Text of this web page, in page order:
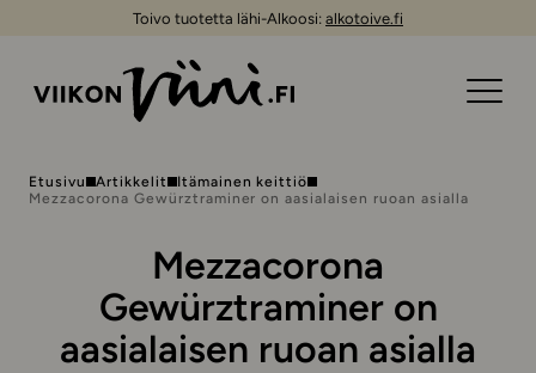
Toivo tuotetta lähi-Alkoosi: alkotoive.fi
Etusivu Artikkelit
Itämainen keittiö
Mezzacorona Gewürztraminer on aasialaisen ruoan asialla
Mezzacorona
Gewürztraminer on
aasialaisen ruoan asialla